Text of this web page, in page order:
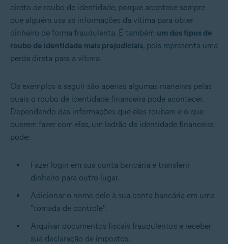
direto de roubo de identidade, porque acontece sempre
que alguém usa as informações da vítima para obter
dinheiro de forma fraudulenta. É também um dos tipos de
roubo de identidade mais prejudiciais, pois representa uma
perda direta para a vítima.
Os exemplos a seguir são apenas algumas maneiras pelas
quais o roubo de identidade financeira pode acontecer.
Dependendo das informações que eles roubam e o que
querem fazer com elas, um ladrão de identidade financeira
pode:
Fazer login em sua conta bancária e transferir
dinheiro para outro lugar.
Adicionar o nome dele à sua conta bancária em uma
"tomada de controle".
Arquivar documentos fiscais fraudulentos e receber
sua declaração de impostos.